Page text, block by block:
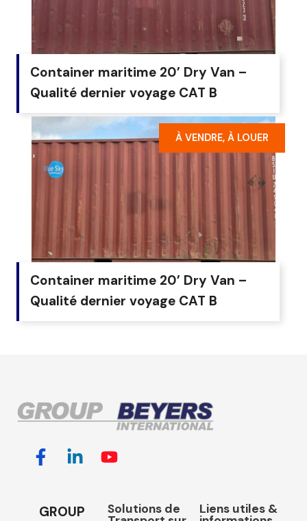
Container maritime 20’ Dry Van –
Qualité dernier voyage CAT B
À VENDRE, À LOUER
Container maritime 20’ Dry Van –
Qualité dernier voyage CAT B
GROUP
Solutions de Liens utiles &